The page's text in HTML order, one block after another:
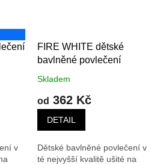
v
FIRE WHITE dětské
bavlněné povlečení
Skladem
od 362 Kč
DETAIL
Dětské bavlněné povlečení v
té nejvyšší kvalitě ušité na